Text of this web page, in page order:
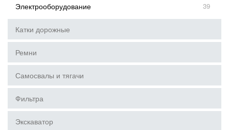
Электрооборудование 39
Катки дорожные
Ремни
Самосвалы и тягачи
Фильтра
Экскаватор